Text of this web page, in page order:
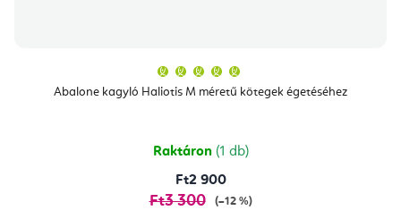
Abalone kagyló Haliotis M méretű kötegek égetéséhez
átlagos
értékelése
csillag.
Raktáron (1 db)
Ft2 900
Ft3 300 (–12 %)